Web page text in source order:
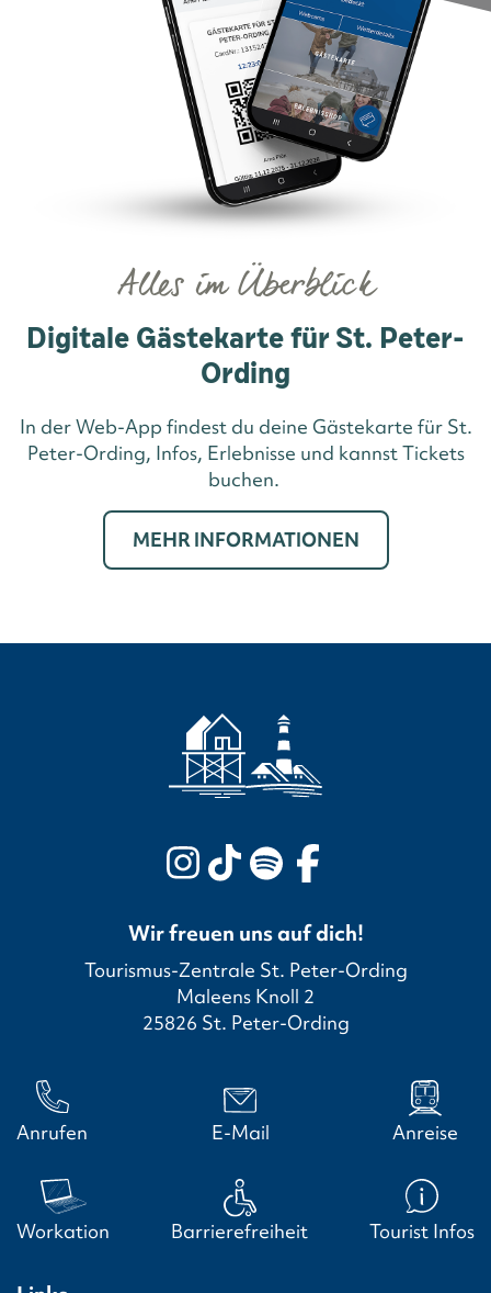
Alles im Überblick
Digitale Gästekarte für St. Peter-
Ording
In der Web-App findest du deine Gästekarte für St.
Peter-Ording, Infos, Erlebnisse und kannst Tickets
buchen.
MEHR INFORMATIONEN
Wir freuen uns auf dich!
Tourismus-Zentrale St. Peter-Ording
Maleens Knoll 2
25826 St. Peter-Ording
Anrufen E-Mail Anreise
Workation Barrierefreiheit Tourist Infos